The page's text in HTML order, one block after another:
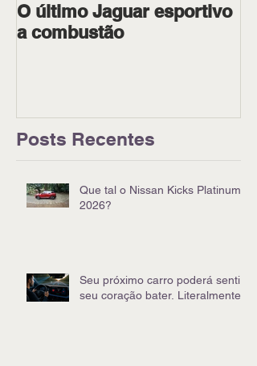
O último Jaguar esportivo
a combustão
Posts Recentes
Que tal o Nissan Kicks Platinum
2026?
Seu próximo carro poderá sentir
seu coração bater. Literalmente